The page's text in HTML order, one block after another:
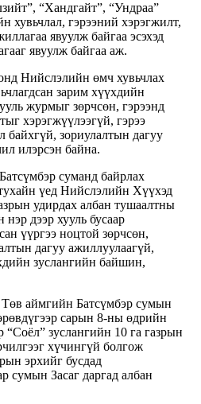
“Хандгайт”, “Ундраа”
хувьчлал, гэрээний хэрэгжилт,
явуулж байгаа эсэхэд
явуулж байгаа аж.
Нийслэлийн өмч хувьчлах
зарим хүүхдийн
журмыг зөрчсөн, гэрээнд
хэрэгжүүлээгүй, гэрээ
байхгүй, зориулалтын дагуу
илэрсэн байна.
суманд байрлах
үед Нийслэлийн Хүүхэд
удирдах албан тушаалтны
нэр дээр хууль бусаар
үүргээ ноцтой зөрчсөн,
дагуу ажиллуулаагүй,
зуслангийн байшин,
аймгийн Батсүмбэр сумын
сарын 8-ны өдрийн
“Соёл” зуслангийн 10 га газрын
хүчингүй болгож
эрхийг бусдад
сумын Засаг даргад албан